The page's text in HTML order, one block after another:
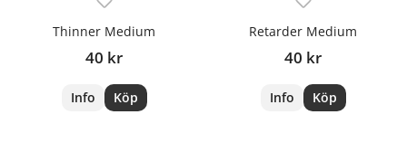
Thinner Medium
40 kr
Info Köp
Retarder Medium
40 kr
Info Köp